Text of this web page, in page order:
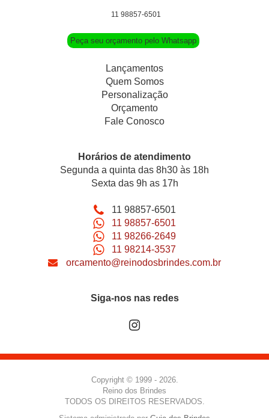
11 98857-6501
Peça seu orçamento pelo Whatsapp
Lançamentos
Quem Somos
Personalização
Orçamento
Fale Conosco
Horários de atendimento
Segunda a quinta das 8h30 às 18h
Sexta das 9h as 17h
11 98857-6501
11 98857-6501
11 98266-2649
11 98214-3537
orcamento@reinodosbrindes.com.br
Siga-nos nas redes
Copyright © 1999 - 2026.
Reino dos Brindes
TODOS OS DIREITOS RESERVADOS.